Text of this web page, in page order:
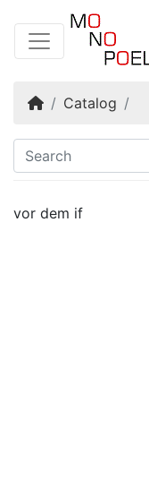
HomeCatalog
vor dem if